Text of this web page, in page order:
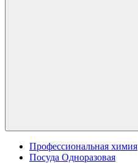
Профессиональная химия
Посуда Одноразовая